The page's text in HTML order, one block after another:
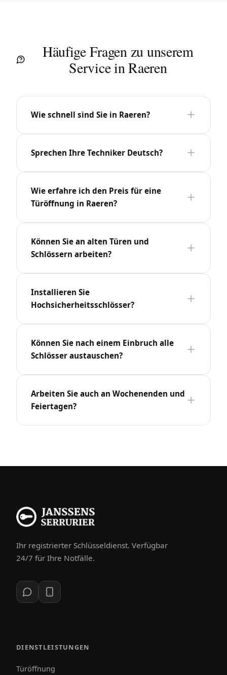
Häufige Fragen zu unserem
Service in Raeren
Wie schnell sind Sie in Raeren?
Sprechen Ihre Techniker Deutsch?
Wie erfahre ich den Preis für eine
Türöffnung in Raeren?
Können Sie an alten Türen und
Schlössern arbeiten?
Installieren Sie
Hochsicherheitsschlösser?
Können Sie nach einem Einbruch alle
Schlösser austauschen?
Arbeiten Sie auch an Wochenenden und
Feiertagen?
Ihr registrierter Schlüsseldienst. Verfügbar
24/7 für Ihre Notfälle.
DIENSTLEISTUNGEN
Türöffnung